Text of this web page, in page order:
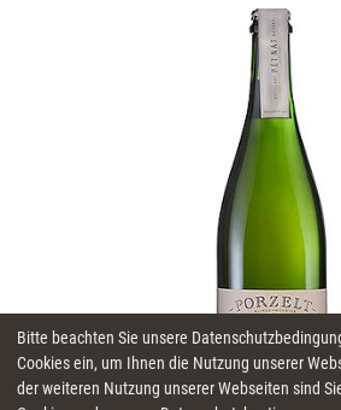
Bitte beachten Sie unsere
Cookies ein, um Ihnen die Nutzung unserer
der weiteren Nutzung unserer Webseiten sind